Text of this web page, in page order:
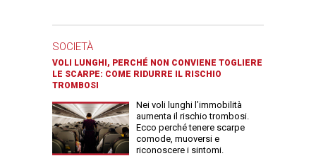
SOCIETÀ
VOLI LUNGHI, PERCHÉ NON CONVIENE TOGLIERE
LE SCARPE: COME RIDURRE IL RISCHIO
TROMBOSI
Nei voli lunghi l’immobilità
aumenta il rischio trombosi.
Ecco perché tenere scarpe
comode, muoversi e
riconoscere i sintomi.